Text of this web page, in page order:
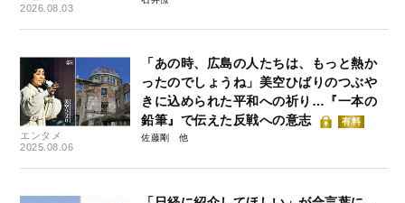
2026.08.03
エンタメ
2025.08.06
「あの時、広島の人たちは、もっと熱か
ったのでしょうね」美空ひばりのつぶや
きに込められた平和への祈り…『一本の
鉛筆』で伝えた反戦への意志
有料
佐藤剛